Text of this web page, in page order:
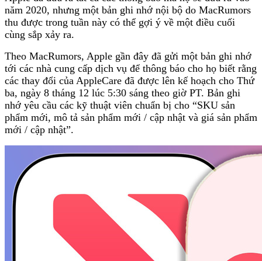
năm 2020, nhưng một bản ghi nhớ nội bộ do MacRumors
thu được trong tuần này có thể gợi ý về một điều cuối
cùng sắp xảy ra.
Theo MacRumors, Apple gần đây đã gửi một bản ghi nhớ
tới các nhà cung cấp dịch vụ để thông báo cho họ biết rằng
các thay đổi của AppleCare đã được lên kế hoạch cho Thứ
ba, ngày 8 tháng 12 lúc 5:30 sáng theo giờ PT. Bản ghi
nhớ yêu cầu các kỹ thuật viên chuẩn bị cho “SKU sản
phẩm mới, mô tả sản phẩm mới / cập nhật và giá sản phẩm
mới / cập nhật”.